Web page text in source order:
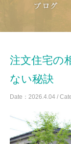
注文住宅の
ない秘訣
Date：2026.4.04 /